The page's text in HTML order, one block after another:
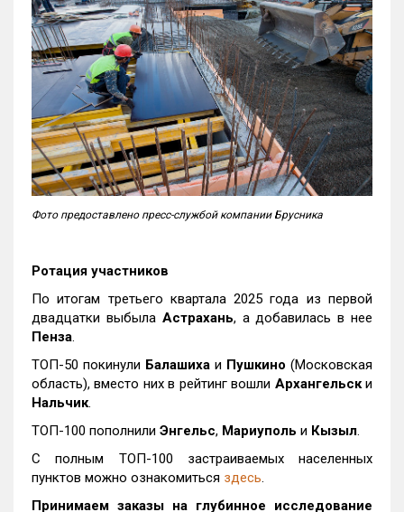
Фото предоставлено пресс-службой компании Брусника
Ротация участников
По итогам третьего квартала 2025 года из первой
двадцатки выбыла Астрахань, а добавилась в нее
Пенза.
ТОП-50 покинули Балашиха и Пушкино (Московская
область), вместо них в рейтинг вошли Архангельски
Нальчик.
ТОП-100 пополнили Энгельс, Мариуполь и Кызыл.
С полным ТОП-100 застраиваемых населенных
пунктов можно ознакомиться здесь.
Принимаем заказы на глубинное исследование